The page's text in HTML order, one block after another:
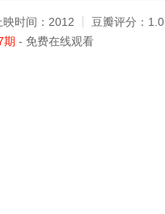
映时间： 2012 豆瓣评分： 1.0
期 - 免费在线观看